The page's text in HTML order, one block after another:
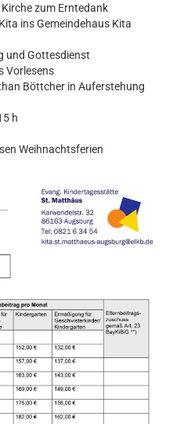
zum Erntedank
ins Gemeindehaus Kita
Gottesdienst
Böttcher in Auferstehung
h
Weihnachtsferien